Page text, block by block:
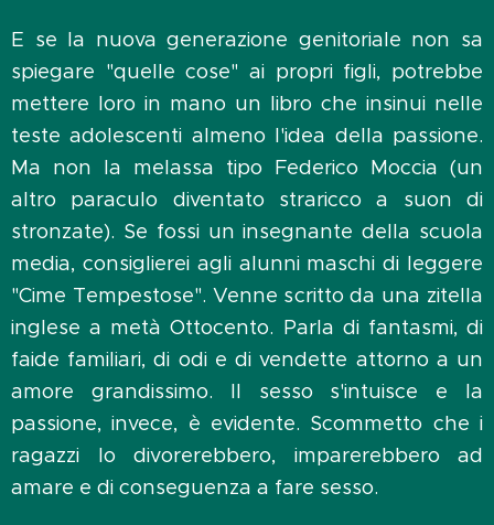
E se la nuova generazione genitoriale non sa
spiegare "quelle cose" ai propri figli, potrebbe
mettere loro in mano un libro che insinui nelle
teste adolescenti almeno l'idea della passione.
Ma non la melassa tipo Federico Moccia (un
altro paraculo diventato straricco a suon di
stronzate). Se fossi un insegnante della scuola
media, consiglierei agli alunni maschi di leggere
"Cime Tempestose". Venne scritto da una zitella
inglese a metà Ottocento. Parla di fantasmi, di
faide familiari, di odi e di vendette attorno a un
amore grandissimo. Il sesso s'intuisce e la
passione, invece, è evidente. Scommetto che i
ragazzi lo divorerebbero, imparerebbero ad
amare e di conseguenza a fare sesso.